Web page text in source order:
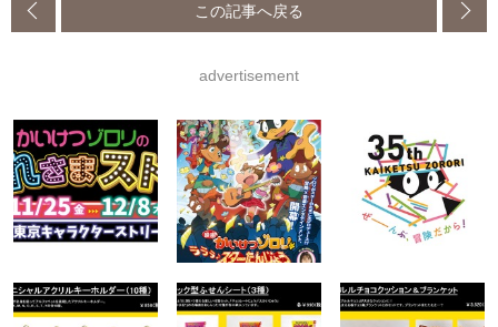
この記事へ戻る
advertisement